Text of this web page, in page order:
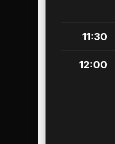
11:30
12:00